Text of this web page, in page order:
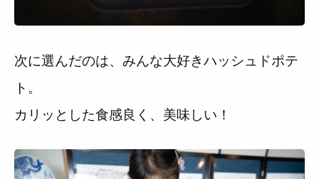
次に選んだのは、みんな大好きハッシュドポテ
ト。
カリッとした食感良く、美味しい！